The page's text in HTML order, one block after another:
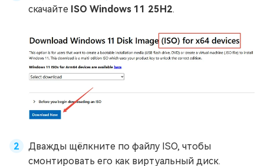
скачайте ISO Windows 11 25H2.
Дважды щёлкните по файлу ISO, чтобы
смонтировать его как виртуальный диск.